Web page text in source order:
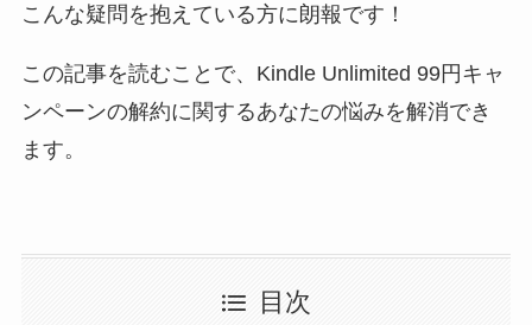
こんな疑問を抱えている方に朗報です！
この記事を読むことで、Kindle Unlimited 99円キャ
ンペーンの解約に関するあなたの悩みを解消でき
ます。
目次